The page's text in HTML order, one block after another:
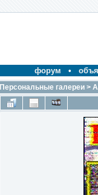
форум •
Персональные галереи >